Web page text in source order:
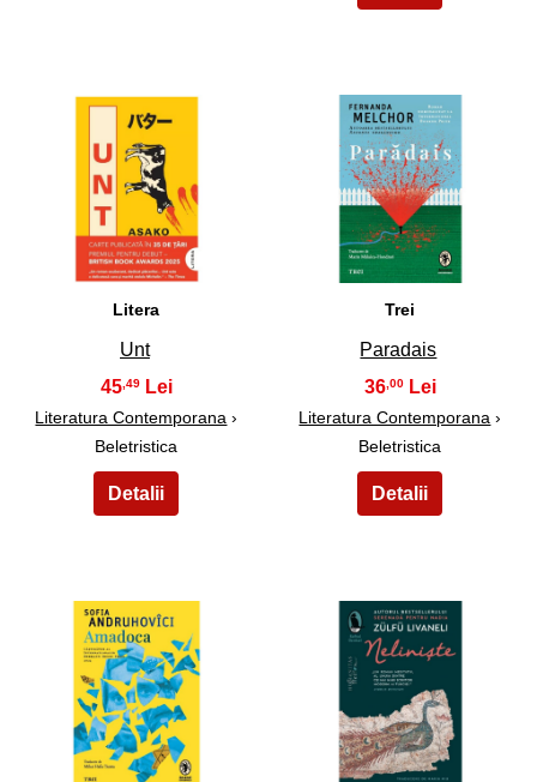
11
Litera
Unt
45,49
Literatura Contemporana ›
Beletristica
12
Trei
Paradais
36,00
Literatura Contemporana ›
Beletristica
13 14